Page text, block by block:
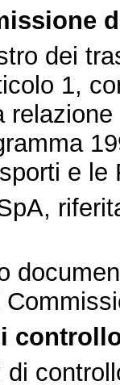
dei
1,
e le
di